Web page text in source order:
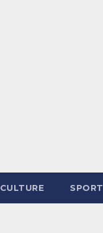
CULTURE SPORT